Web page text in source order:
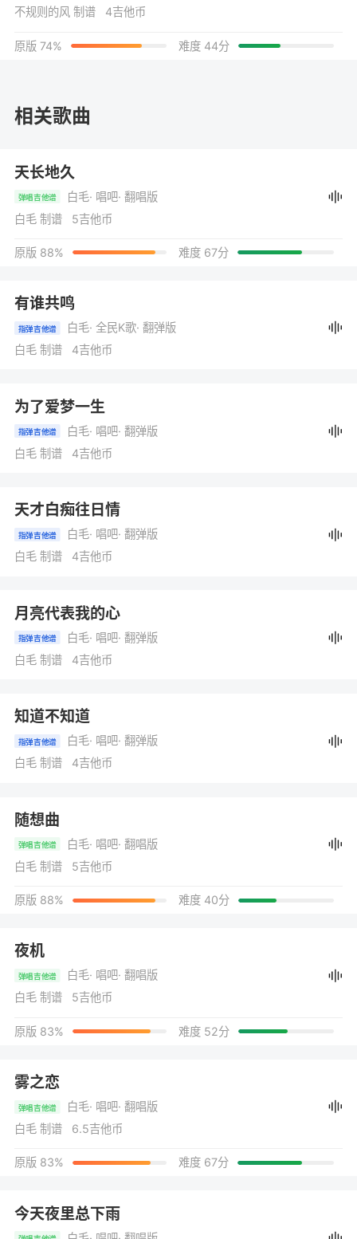
不规则的风 制谱 4吉他币
原版 74% 难度 44分
相关歌曲
天长地久
弹唱吉他谱 白毛· 唱吧· 翻唱版
白毛 制谱 5吉他币
原版 88% 难度 67分
有谁共鸣
指弹吉他谱 白毛· 全民K歌· 翻弹版
白毛 制谱 4吉他币
为了爱梦一生
指弹吉他谱 白毛· 唱吧· 翻弹版
白毛 制谱 4吉他币
天才白痴往日情
指弹吉他谱 白毛· 唱吧· 翻弹版
白毛 制谱 4吉他币
月亮代表我的心
指弹吉他谱 白毛· 唱吧· 翻弹版
白毛 制谱 4吉他币
知道不知道
指弹吉他谱 白毛· 唱吧· 翻弹版
白毛 制谱 4吉他币
随想曲
弹唱吉他谱 白毛· 唱吧· 翻唱版
白毛 制谱 5吉他币
原版 88% 难度 40分
夜机
弹唱吉他谱 白毛· 唱吧· 翻唱版
白毛 制谱 5吉他币
原版 83% 难度 52分
雾之恋
弹唱吉他谱 白毛· 唱吧· 翻唱版
白毛 制谱 6.5吉他币
原版 83% 难度 67分
今天夜里总下雨